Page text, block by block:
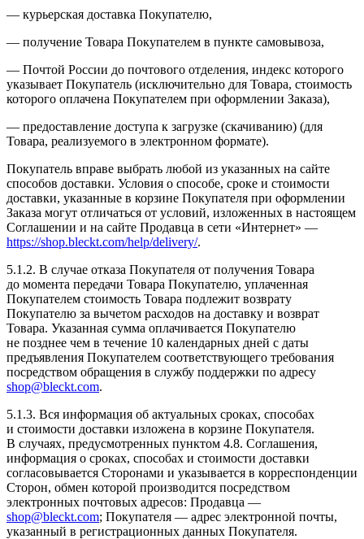
— курьерская доставка Покупателю,
— получение Товара Покупателем в пункте самовывоза,
— Почтой России до почтового отделения, индекс которого
указывает Покупатель (исключительно для Товара, стоимость
которого оплачена Покупателем при оформлении Заказа),
— предоставление доступа к загрузке (скачиванию) (для
Товара, реализуемого в электронном формате).
Покупатель вправе выбрать любой из указанных на сайте
способов доставки. Условия о способе, сроке и стоимости
доставки, указанные в корзине Покупателя при оформлении
Заказа могут отличаться от условий, изложенных в настоящем
Соглашении и на сайте Продавца в сети «Интернет» —
https://shop.bleckt.com/help/delivery/.
5.1.2. В случае отказа Покупателя от получения Товара
до момента передачи Товара Покупателю, уплаченная
Покупателем стоимость Товара подлежит возврату
Покупателю за вычетом расходов на доставку и возврат
Товара. Указанная сумма оплачивается Покупателю
не позднее чем в течение 10 календарных дней с даты
предъявления Покупателем соответствующего требования
посредством обращения в службу поддержки по адресу
shop@bleckt.com.
5.1.3. Вся информация об актуальных сроках, способах
и стоимости доставки изложена в корзине Покупателя.
В случаях, предусмотренных пунктом 4.8. Соглашения,
информация о сроках, способах и стоимости доставки
согласовывается Сторонами и указывается в корреспонденции
Сторон, обмен которой производится посредством
электронных почтовых адресов: Продавца —
shop@bleckt.com; Покупателя — адрес электронной почты,
указанный в регистрационных данных Покупателя.